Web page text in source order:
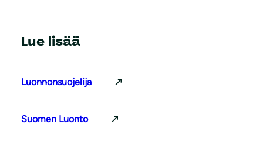
Lue lisää
Luonnonsuojelija
Suomen Luonto